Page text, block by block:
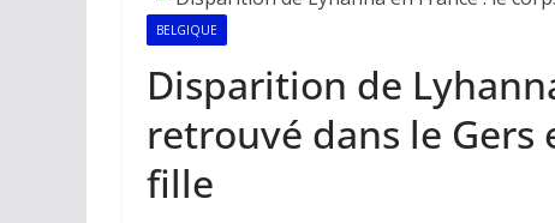
BELGIQUE
Disparition de
retrouvé dans le
fille